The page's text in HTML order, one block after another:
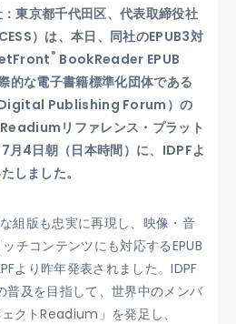
東京都千代田区、代表取締役社
）は、本日、同社のEPUB3対
® BookReader EPUB
な電子書籍標準化団体である
Publishing Forum）の
リファレンス・プラット
月4日朝（日本時間）に、IDPFよ
しました。
組版も忠実に再現し、映像・音
チコンテンツにも対応するEPUB
より昨年発表されました。IDPF
普及を目指して、世界中のメンバ
クトReadium」を発足し、